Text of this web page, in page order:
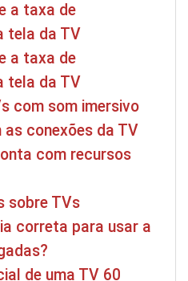
a taxa de
tela da TV
a taxa de
tela da TV
com som imersivo
conexões da TV
com recursos
sobre TVs
correta para usar a
de uma TV 60